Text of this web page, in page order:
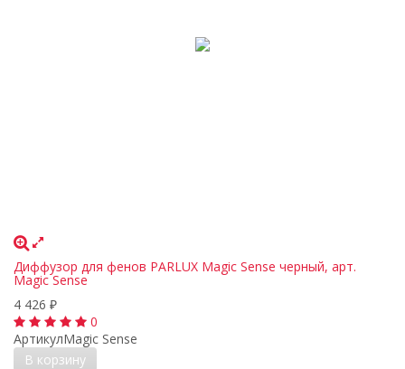
Диффузор для фенов PARLUX Magic Sense черный, арт.
Magic Sense
4 426 ₽
0
АртикулMagic Sense
В корзину